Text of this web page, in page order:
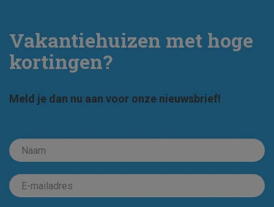
Vakantiehuizen met hoge
kortingen?
Meld je dan nu aan voor onze nieuwsbrief!